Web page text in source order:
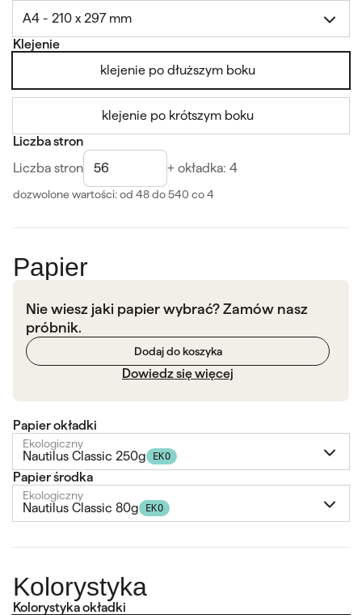
A4 - 210 x 297 mm
Klejenie
klejenie po dłuższym boku
klejenie po krótszym boku
Liczba stron
Liczba stron
+ okładka: 4
dozwolone wartości: od 48 do 540 co 4
Papier
Nie wiesz jaki papier wybrać? Zamów nasz
próbnik.
Dodaj do koszyka
Dowiedz się więcej
Papier okładki
Ekologiczny
Nautilus Classic 250g EKO
Papier środka
Ekologiczny
Nautilus Classic 80g EKO
Kolorystyka
Kolorystyka okładki